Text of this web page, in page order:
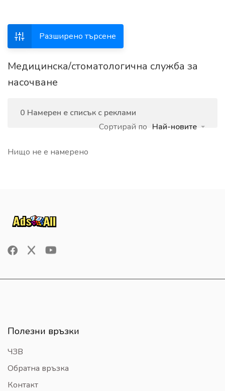
Разширено търсене
Медицинска/стоматологична служба за
насочване
0 Намерен е списък с реклами
Сортирай по Най-новите
Нищо не е намерено
Полезни връзки
ЧЗВ
Обратна връзка
Контакт